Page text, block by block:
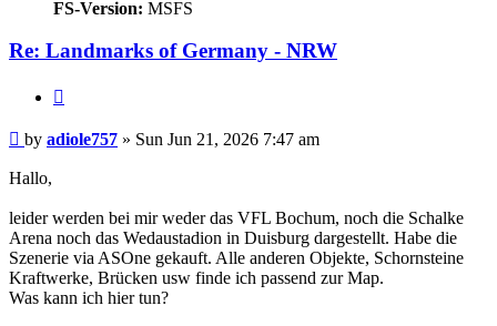
FS-Version: MSFS
Re: Landmarks of Germany - NRW
Post
by adiole757 » Sun Jun 21, 2026 7:47 am
Hallo,
leider werden bei mir weder das VFL Bochum, noch die Schalke
Arena noch das Wedaustadion in Duisburg dargestellt. Habe die
Szenerie via ASOne gekauft. Alle anderen Objekte, Schornsteine
Kraftwerke, Brücken usw finde ich passend zur Map.
Was kann ich hier tun?